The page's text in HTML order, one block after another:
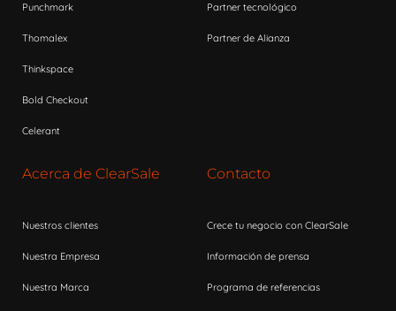
Punchmark
Thomalex
Thinkspace
Bold Checkout
Celerant
Partner tecnológico
Partner de Alianza
Acerca de ClearSale
Nuestros clientes
Nuestra Empresa
Nuestra Marca
Contacto
Crece tu negocio con ClearSale
Información de prensa
Programa de referencias